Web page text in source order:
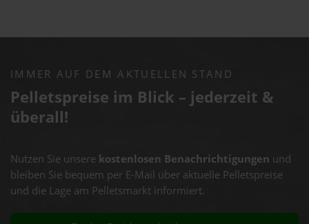
IMMER AUF DEM AKTUELLEN STAND
Pelletspreise im Blick – jederzeit &
überall!
Nutzen Sie unsere kostenlosen Benachrichtigungen und
bleiben Sie bequem per E-Mail über aktuelle Pelletspreise
und die Lage am Pelletsmarkt informiert.